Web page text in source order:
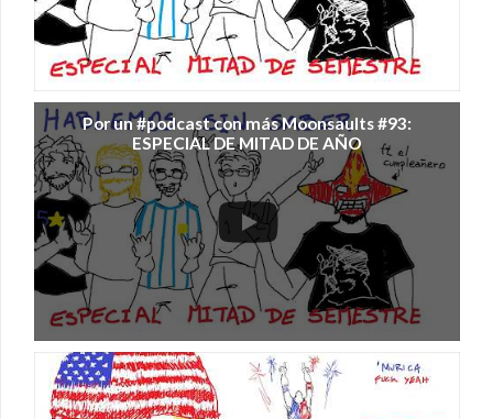
Por un #podcast con más Moonsaults #93:
ESPECIAL DE MITAD DE AÑO